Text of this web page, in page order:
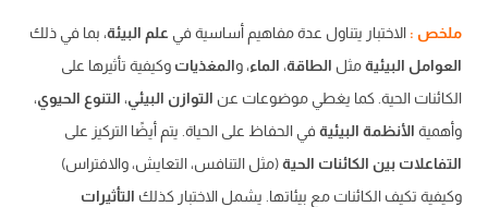
ملخص : الاختبار يتناول عدة مفاهيم أساسية في علم البيئة، بما في ذلك
العوامل البيئيةمثل الطاقة، الماء، والمغذيات وكيفية تأثيرها على
الكائنات الحية. كما يغطي موضوعات عن التوازن البيئي، التنوع الحيوي،
وأهمية الأنظمة البيئية في الحفاظ على الحياة. يتم أيضًا التركيز على
التفاعلات بين الكائنات الحية(مثل التنافس، التعايش، والافتراس)
وكيفية تكيف الكائنات مع بيئاتها. يشمل الاختبار كذلك التأثيرات